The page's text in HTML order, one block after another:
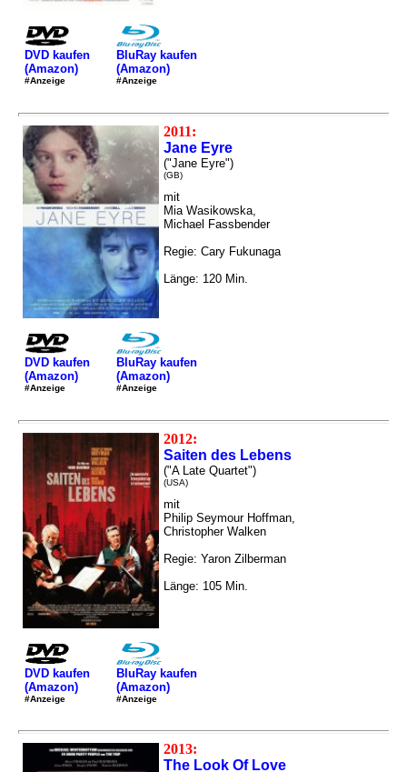
DVD kaufen
(Amazon)
#Anzeige
BluRay kaufen
(Amazon)
#Anzeige
2011:
Jane Eyre
("Jane Eyre")
(GB)
mit
Mia Wasikowska,
Michael Fassbender
Regie: Cary Fukunaga
Länge: 120 Min.
DVD kaufen
(Amazon)
#Anzeige
BluRay kaufen
(Amazon)
#Anzeige
2012:
Saiten des Lebens
("A Late Quartet")
(USA)
mit
Philip Seymour Hoffman,
Christopher Walken
Regie: Yaron Zilberman
Länge: 105 Min.
DVD kaufen
(Amazon)
#Anzeige
BluRay kaufen
(Amazon)
#Anzeige
2013:
The Look Of Love